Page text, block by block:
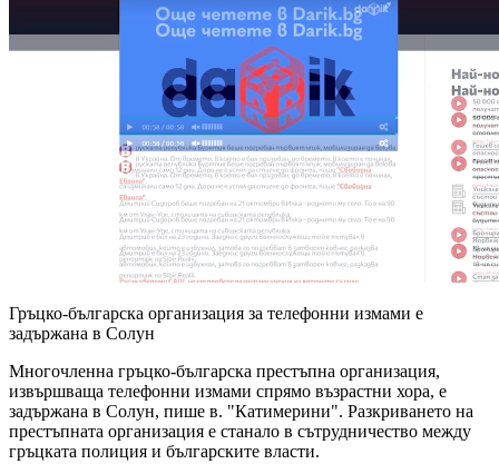
Гръцко-българска организация за телефонни измами е
задържана в Солун
Многочленна гръцко-българска престъпна организация,
извършваща телефонни измами спрямо възрастни хора, е
задържана в Солун, пише в. "Катимерини". Разкриването на
престъпната организация е станало в сътрудничество между
гръцката полиция и българските власти.